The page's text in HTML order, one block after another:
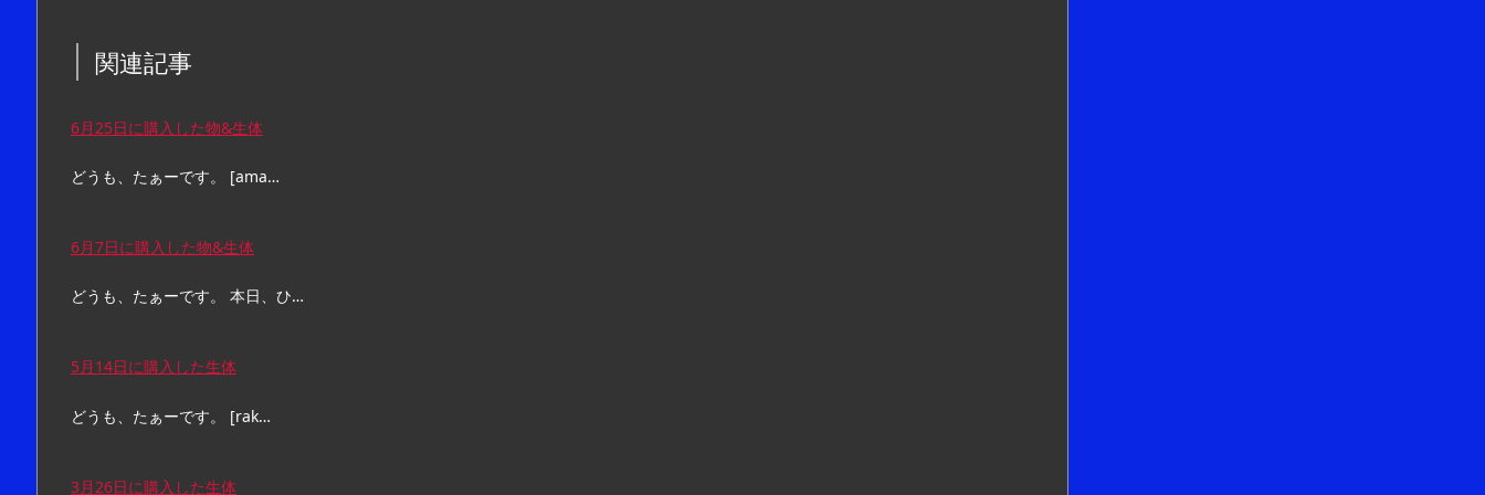
関連記事
6月25日に購入した物&生体
どうも、たぁーです。 [ama…
6月7日に購入した物&生体
どうも、たぁーです。 本日、ひ…
5月14日に購入した生体
どうも、たぁーです。 [rak…
3月26日に購入した生体